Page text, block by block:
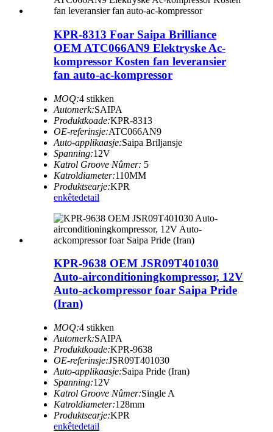
KPR-8313 Foar Saipa Brilliance
OEM ATC066AN9 Elektryske Ac-
kompressor Kosten fan leveransier
fan auto-ac-kompressor
MOQ:4 stikken
Automerk:SAIPA
Produktkoade:KPR-8313
OE-referinsje:ATC066AN9
Auto-applikaasje:Saipa Briljansje
Spanning:12V
Katrol Groove Nûmer: 5
Katroldiameter:110MM
Produktsearje:KPR
enkêtedetail
KPR-9638 OEM JSR09T401030
Auto-airconditioningkompressor, 12V
Auto-ackompressor foar Saipa Pride
(Iran)
MOQ:4 stikken
Automerk:SAIPA
Produktkoade:KPR-9638
OE-referinsje:JSR09T401030
Auto-applikaasje:Saipa Pride (Iran)
Spanning:12V
Katrol Groove Nûmer:Single A
Katroldiameter:128mm
Produktsearje:KPR
enkêtedetail